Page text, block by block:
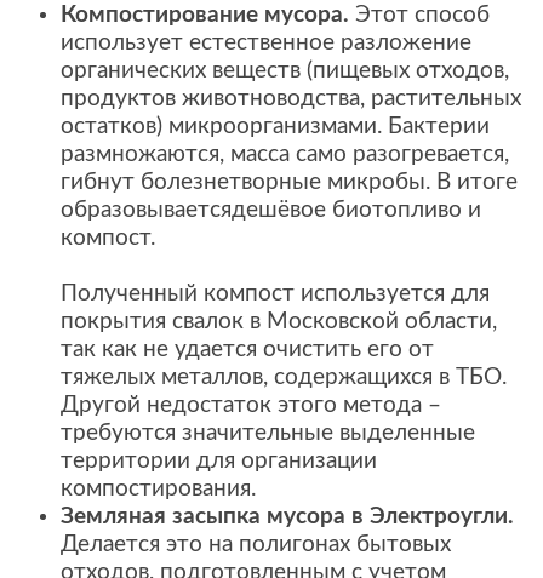
Компостирование мусора. Этот способ
использует естественное разложение
органических веществ (пищевых отходов,
продуктов животноводства, растительных
остатков) микроорганизмами. Бактерии
размножаются, масса само разогревается,
гибнут болезнетворные микробы. В итоге
образовываетсядешёвое биотопливо и
компост.
Полученный компост используется для
покрытия свалок в Московской области,
так как не удается очистить его от
тяжелых металлов, содержащихся в ТБО.
Другой недостаток этого метода –
требуются значительные выделенные
территории для организации
компостирования.
Земляная засыпка мусора в Электроугли.
Делается это на полигонах бытовых
отходов, подготовленным с учетом